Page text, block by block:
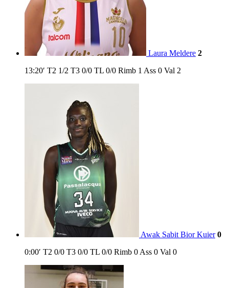
Laura Meldere 2
13:20′ T2 1/2 T3 0/0 TL 0/0 Rimb 1 Ass 0 Val 2
Awak Sabit Bior Kuier 0
0:00′ T2 0/0 T3 0/0 TL 0/0 Rimb 0 Ass 0 Val 0